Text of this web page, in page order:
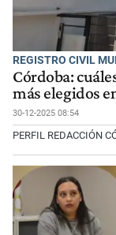
REGISTRO CIVIL
Córdoba:
más elegidos
30-12-2025 08:54
PERFIL REDACCIÓN